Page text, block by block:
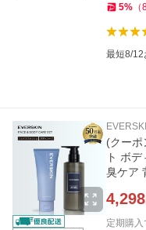
5% （
最短8/12
(クーポ
ト ボ
臭ケア
4,298
定期購入